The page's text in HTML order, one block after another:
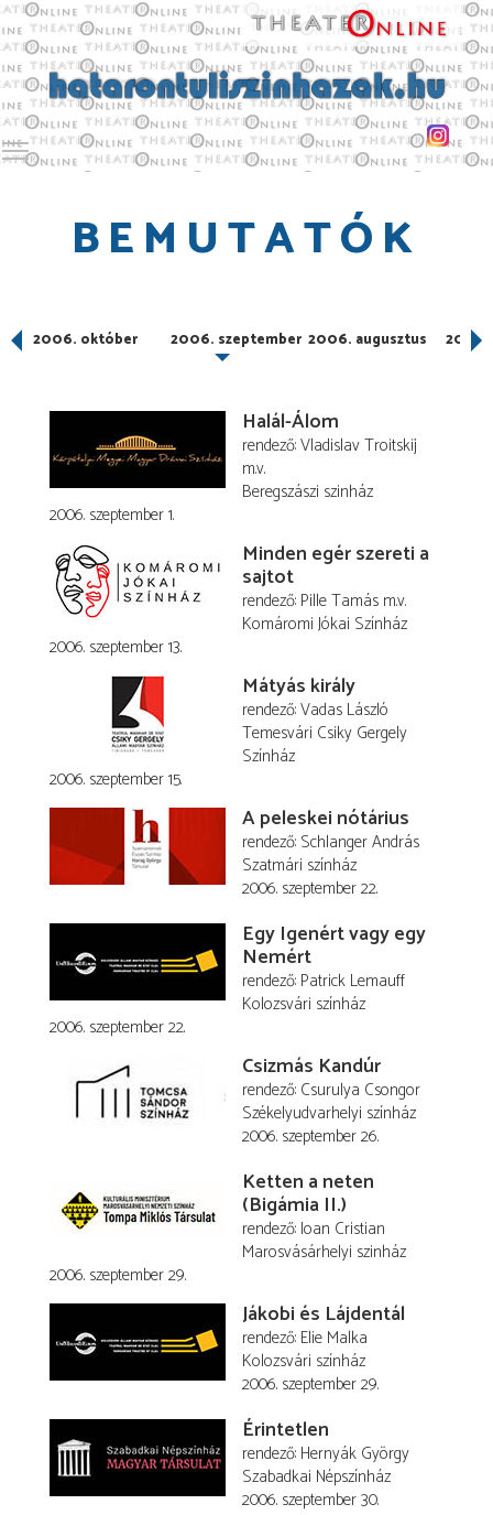
Toggle main menu visibility
BEMUTATÓK
2006. október 2006. szeptember 2006. augusztus 2006.
Halál-Álom
rendező Vladislav Troitskij
m.v.
Beregszászi szinház
2006. szeptember 1.
Minden egér szereti a
sajtot
rendező Pille Tamás m.v.
Komáromi Jókai Színház
2006. szeptember 13.
Mátyás király
rendező Vadas László
Temesvári Csiky Gergely
Színház
2006. szeptember 15.
A peleskei nótárius
rendező Schlanger András
Szatmári színház
2006. szeptember 22.
Egy Igenért vagy egy
Nemért
rendező Patrick Lemauff
Kolozsvári színház
2006. szeptember 22.
Csizmás Kandúr
rendező Csurulya Csongor
Székelyudvarhelyi színház
2006. szeptember 26.
Ketten a neten
(Bigámia II.)
rendező Ioan Cristian
Marosvásárhelyi szinház
2006. szeptember 29.
Jákobi és Lájdentál
rendező Elie Malka
Kolozsvári színház
2006. szeptember 29.
Érintetlen
rendező Hernyák György
Szabadkai Népszínház
2006. szeptember 30.